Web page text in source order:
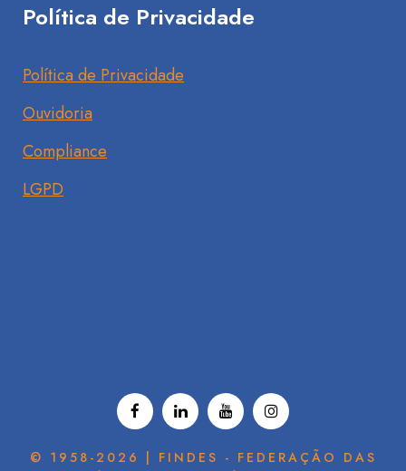
Política de Privacidade
Política de Privacidade
Ouvidoria
Compliance
LGPD
© 1958-2026 | FINDES - FEDERAÇÃO DAS